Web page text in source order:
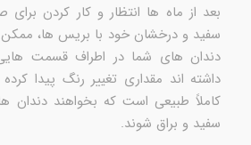
بعد از ماه ها انتظار و کار کردن
سفید و درخشان خود با بریس ها،
دندان های شما در اطراف قسمت
داشته اند مقداری تغییر رنگ پیدا کرده
کاملاً طبیعی است که بخواهند دندان
سفید و براق شوند.